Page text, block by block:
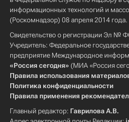
информационных технологий и
(Роскомнадзор) 08 апреля 2014 года.
Свидетельство о регистрации Эл №
Учредитель: Федеральное
предприятие Международное
«Россия сегодня» (МИА «Россия
Правила использования
Политика конфиденциальности
Правила применения
Главный редактор: Гаврилова А.В.